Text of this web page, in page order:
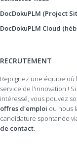
DocDokuPLM (Project
DocDokuPLM Cloud
RECRUTEMENT
Rejoignez une équipe où
service de l'innovation !
intéressé, vous pouvez
offres d'emploi ou nous
candidature spontanée
de contact.